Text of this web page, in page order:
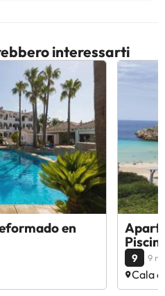
interessarti
en
9 9
Cala